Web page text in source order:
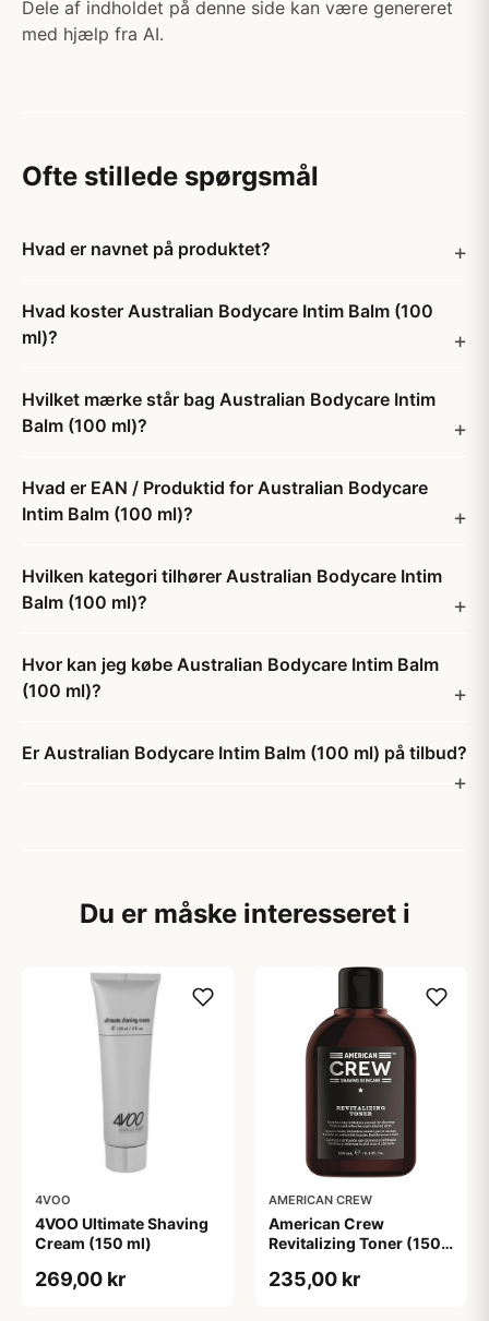
Dele af indholdet på denne side kan være genereret
med hjælp fra AI.
Ofte stillede spørgsmål
Hvad er navnet på produktet?
Hvad koster Australian Bodycare Intim Balm (100
ml)?
Hvilket mærke står bag Australian Bodycare Intim
Balm (100 ml)?
Hvad er EAN / Produktid for Australian Bodycare
Intim Balm (100 ml)?
Hvilken kategori tilhører Australian Bodycare Intim
Balm (100 ml)?
Hvor kan jeg købe Australian Bodycare Intim Balm
(100 ml)?
Er Australian Bodycare Intim Balm (100 ml) på tilbud?
Du er måske interesseret i
4VOO
4VOO Ultimate Shaving
Cream (150 ml)
269,00 kr
AMERICAN CREW
American Crew
Revitalizing Toner (150
235,00 kr